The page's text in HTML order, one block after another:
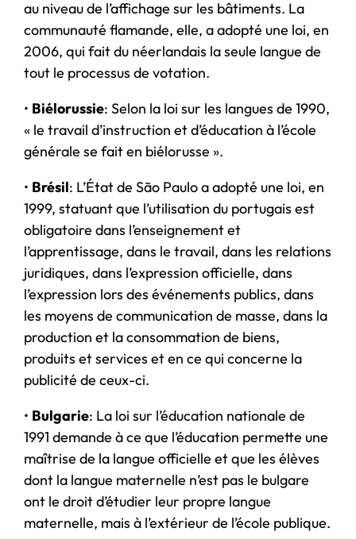
au niveau de l’affichage sur les bâtiments. La
communauté flamande, elle, a adopté une loi, en
2006, qui fait du néerlandais la seule langue de
tout le processus de votation.
• Biélorussie: Selon la loi sur les langues de 1990,
« le travail d’instruction et d’éducation à l’école
générale se fait en biélorusse ».
• Brésil: L’État de São Paulo a adopté une loi, en
1999, statuant que l’utilisation du portugais est
obligatoire dans l’enseignement et
l’apprentissage, dans le travail, dans les relations
juridiques, dans l’expression officielle, dans
l’expression lors des événements publics, dans
les moyens de communication de masse, dans la
production et la consommation de biens,
produits et services et en ce qui concerne la
publicité de ceux-ci.
• Bulgarie: La loi sur l’éducation nationale de
1991 demande à ce que l’éducation permette une
maîtrise de la langue officielle et que les élèves
dont la langue maternelle n’est pas le bulgare
ont le droit d’étudier leur propre langue
maternelle, mais à l’extérieur de l’école publique.